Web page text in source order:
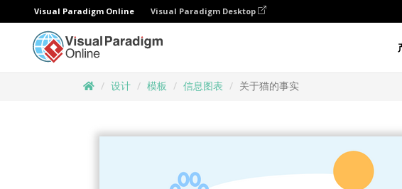
Visual Paradigm Online Visual Paradigm Desktop
设计 模板 信息图表 关于猫的事实